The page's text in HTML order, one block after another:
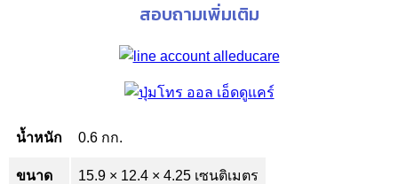
สอบถามเพิ่มเติม
น้ำหนัก 0.6 กก.
ขนาด 15.9 × 12.4 × 4.25 เซนติเมตร